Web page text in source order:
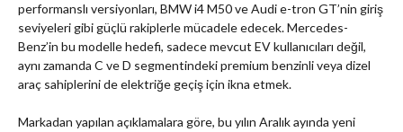
performanslı versiyonları, BMW i4 M50 ve Audi e-tron GT’nin giriş
seviyeleri gibi güçlü rakiplerle mücadele edecek. Mercedes-
Benz’in bu modelle hedefi, sadece mevcut EV kullanıcıları değil,
aynı zamanda C ve D segmentindeki premium benzinli veya dizel
araç sahiplerini de elektriğe geçiş için ikna etmek.
Markadan yapılan açıklamalara göre, bu yılın Aralık ayında yeni